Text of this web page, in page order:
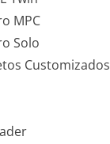
MPC
Solo
Customizados